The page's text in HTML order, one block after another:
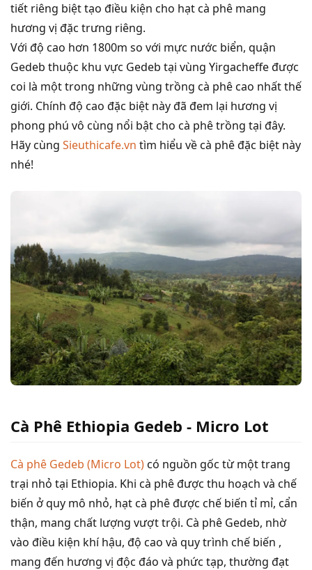
tiết riêng biệt tạo điều kiện cho hạt cà phê mang
hương vị đặc trưng riêng.
Với độ cao hơn 1800m so với mực nước biển, quận
Gedeb thuộc khu vực Gedeb tại vùng Yirgacheffe được
coi là một trong những vùng trồng cà phê cao nhất thế
giới. Chính độ cao đặc biệt này đã đem lại hương vị
phong phú vô cùng nổi bật cho cà phê trồng tại đây.
Hãy cùng Sieuthicafe.vn tìm hiểu về cà phê đặc biệt này
nhé!
Cà Phê Ethiopia Gedeb - Micro Lot
Cà phê Gedeb (Micro Lot)có nguồn gốc từ một trang
trại nhỏ tại Ethiopia. Khi cà phê được thu hoạch và chế
biến ở quy mô nhỏ, hạt cà phê được chế biến tỉ mỉ, cẩn
thận, mang chất lượng vượt trội. Cà phê Gedeb, nhờ
vào điều kiện khí hậu, độ cao và quy trình chế biến ,
mang đến hương vị độc đáo và phức tạp, thường đạt